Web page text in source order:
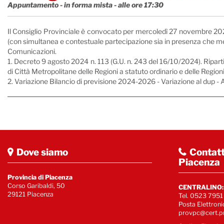
Appuntamento - in forma mista - alle ore 17:30
Il Consiglio Provinciale è convocato per mercoledì 27 novembre
(con simultanea e contestuale partecipazione sia in presenza che
Comunicazioni.
1. Decreto 9 agosto 2024 n. 113 (G.U. n. 243 del 16/10/2024).
di Città Metropolitane delle Regioni a statuto ordinario e delle
2. Variazione Bilancio di previsione 2024-2026 - Variazione al dup
Dove siamo
Provincia di Piacenza
Corso Garibaldi, 50
29121 Piacenza
Piacenza
CENTRALINO:
Tel. 0523 7951
Posta